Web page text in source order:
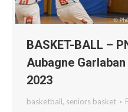
BASKET-BALL –
Aubagne
2023
basketball, seniors basket